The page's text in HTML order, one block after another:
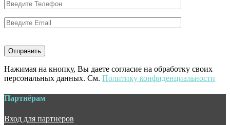
Нажимая на кнопку, Вы даете согласие на обработку своих
персональных данных. См. Политику конфиденциальности
Партнёрам
Вход для партнеров